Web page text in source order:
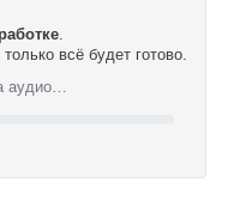
.
всё будет готово.
аудио…